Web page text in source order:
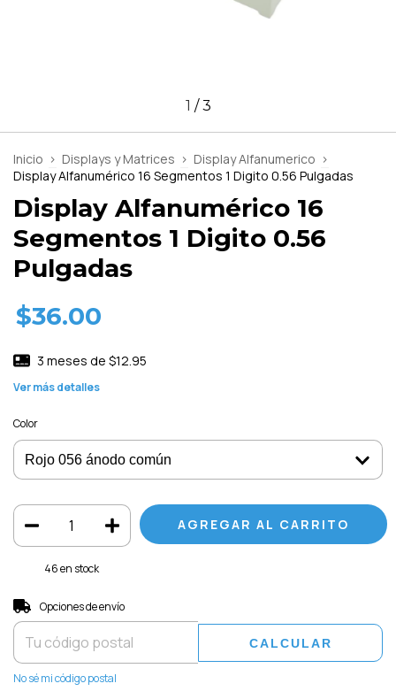
1 /3
Inicio > Displays y Matrices > Display Alfanumerico >
Display Alfanumérico 16 Segmentos 1 Digito 0.56 Pulgadas
Display Alfanumérico 16
Segmentos 1 Digito 0.56
Pulgadas
$36.00
3 meses de $12.95
Ver más detalles
Color
46en stock
Entregas para el CP:
Opciones de envío
CALCULAR
No sé mi código postal